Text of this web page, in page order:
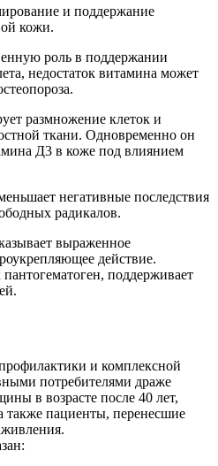
и поддержание
кожи.
роль в поддержании
недостаток витамина может
размножение клеток и
ткани. Одновременно он
Д3 в коже под влиянием
негативные последствия
радикалов.
выраженное
действие.
поддерживает
и комплексной
потребителями драже
в возрасте после 40 лет,
также пациенты, перенесшие